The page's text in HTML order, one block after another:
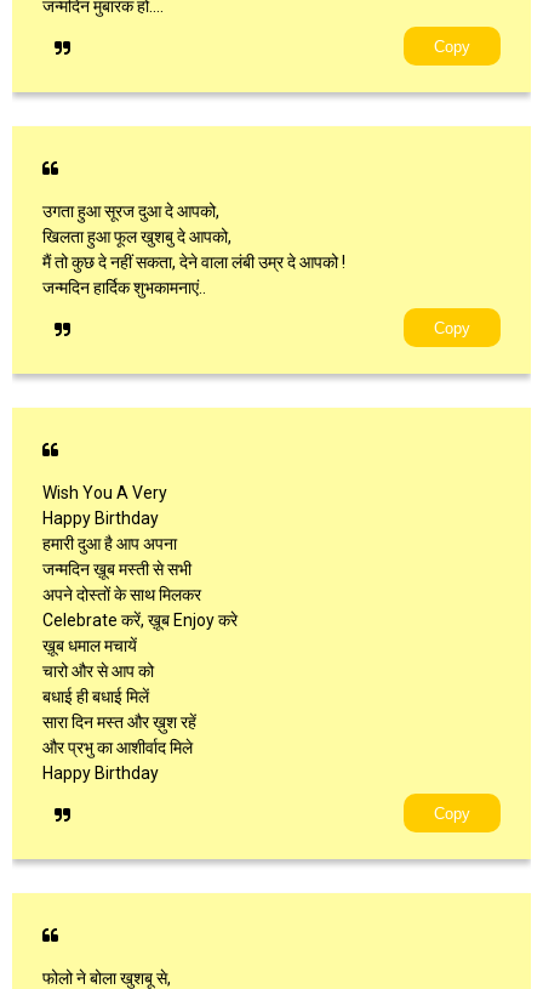
जन्मदिन मुबारक हो....
Copy
उगता हुआ सूरज दुआ दे आपको,
खिलता हुआ फूल खुशबु दे आपको,
मैं तो कुछ दे नहीं सकता, देने वाला लंबी उम्र दे आपको !
जन्मदिन हार्दिक शुभकामनाएं..
Copy
Wish You A Very
Happy Birthday
हमारी दुआ है आप अपना
जन्मदिन ख़ूब मस्ती से सभी
अपने दोस्तों के साथ मिलकर
Celebrate करें, ख़ूब Enjoy करे
ख़ूब धमाल मचायें
चारो और से आप को
बधाई ही बधाई मिलें
सारा दिन मस्त और ख़ुश रहें
और प्रभु का आशीर्वाद मिले
Happy Birthday
Copy
फोलो ने बोला खुशबू से,